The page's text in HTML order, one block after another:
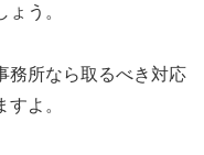
う。
務所なら取るべき対応
よ。